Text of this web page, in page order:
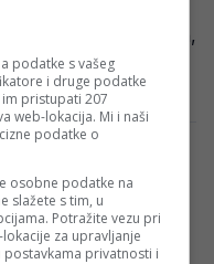
profila poput citata,
svoje fanove,
ove godine
o Dino Merlinovom
Sarajevu ovog ljeta,
podatke s vašeg
i druge podatke
pristupati 207
web-lokacija. Mi i naši
podatke o
osobne podatke na
slažete s tim, u
Potražite vezu pri
za upravljanje
privatnosti i